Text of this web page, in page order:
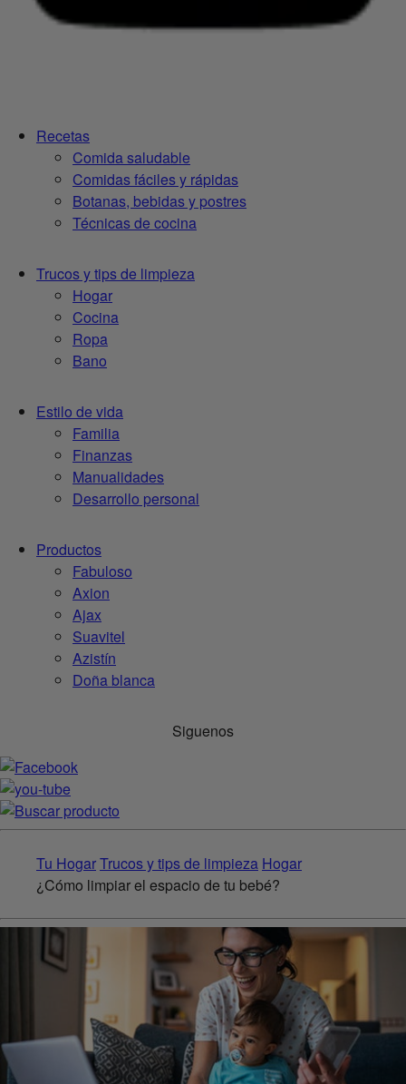
Recetas
Comida saludable
Comidas fáciles y rápidas
Botanas, bebidas y postres
Técnicas de cocina
Trucos y tips de limpieza
Hogar
Cocina
Ropa
Bano
Estilo de vida
Familia
Finanzas
Manualidades
Desarrollo personal
Productos
Fabuloso
Axion
Ajax
Suavitel
Azistín
Doña blanca
Siguenos
Tu HogarTrucos y tips de limpieza Hogar
¿Cómo limpiar el espacio de tu bebé?